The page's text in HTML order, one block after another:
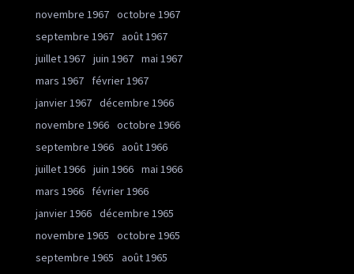
novembre 1967 octobre 1967
septembre 1967 août 1967
juillet 1967 juin 1967 mai 1967
mars 1967
février 1967
janvier 1967 décembre 1966
novembre 1966 octobre 1966
septembre 1966 août 1966
juillet 1966 juin 1966 mai 1966
mars 1966
février 1966
janvier 1966 décembre 1965
novembre 1965
octobre 1965
septembre 1965
août 1965